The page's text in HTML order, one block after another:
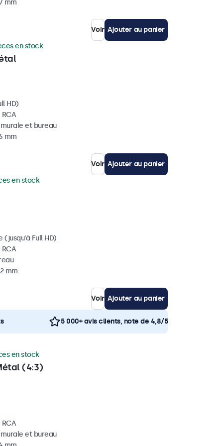
mm
Voir Ajouter au panier
en stock
HD)
RCA
et bureau
mm
Voir Ajouter au panier
en stock
Full HD)
RCA
mm
Voir Ajouter au panier
5 000+ avis clients, note de 4,8/5
(4:3)
en stock
RCA
et bureau